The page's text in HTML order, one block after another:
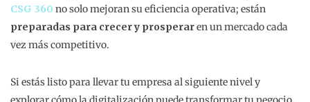
CSG 360 no solo mejoran su eficiencia operativa; están
preparadas para crecer y prosperaren un mercado cada
vez más competitivo.
Si estás listo para llevar tu empresa al siguiente nivel y